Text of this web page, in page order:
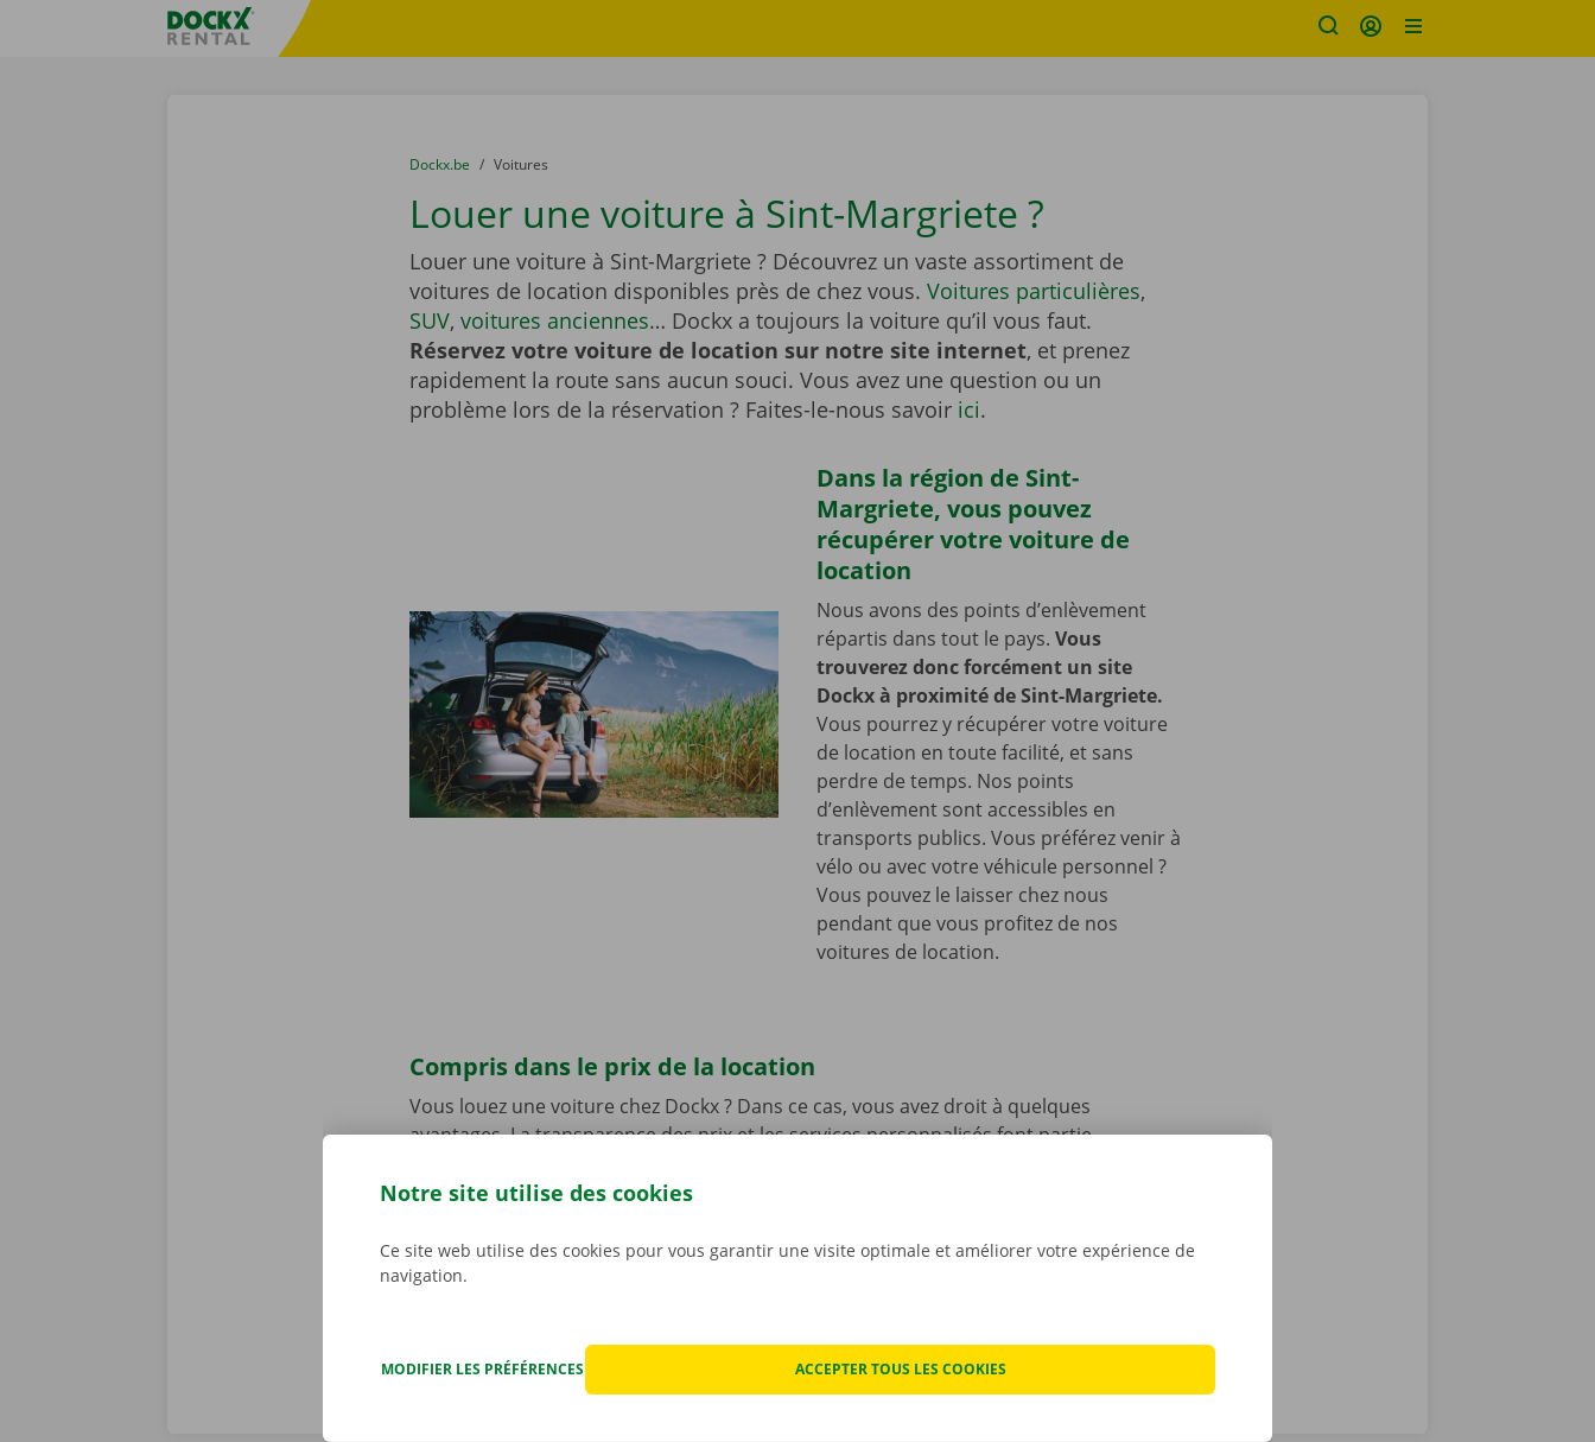
sitename
You are here:
du
Dockx.be to
Voitures
Louer une voiture à Sint-Margriete ?
Louer une voiture à Sint-Margriete ? Découvrez un vaste assortiment de
voitures de location disponibles près de chez vous. Voitures particulières,
SUV, voitures anciennes… Dockx a toujours la voiture qu’il vous faut.
Réservez votre voiture de location sur notre site internet, et prenez
rapidement la route sans aucun souci. Vous avez une question ou un
problème lors de la réservation ? Faites-le-nous savoir ici.
Dans la région de Sint-
Margriete, vous pouvez
récupérer votre voiture de
location
Nous avons des points d’enlèvement
répartis dans tout le pays. Vous
trouverez donc forcément un site
Dockx à proximité de Sint-Margriete.
Vous pourrez y récupérer votre voiture
de location en toute facilité, et sans
perdre de temps. Nos points
d’enlèvement sont accessibles en
transports publics. Vous préférez venir à
vélo ou avec votre véhicule personnel ?
Vous pouvez le laisser chez nous
pendant que vous profitez de nos
voitures de location.
Compris dans le prix de la location
Vous louez une voiture chez Dockx ? Dans ce cas, vous avez droit à quelques
avantages. La transparence des prix et les services personnalisés font partie
de dépannage disponible 24 h/24 et 7 j/7 dans l’ensemble de l’Europe en cas de
toute tranquillité d’esprit.
Notre site utilise des cookies
Ce site web utilise des cookies pour vous garantir une visite optimale et améliorer votre expérience de
navigation.
MODIFIER LES PRÉFÉRENCES ACCEPTER TOUS LES COOKIES